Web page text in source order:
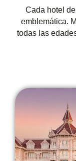
Cada hotel
emblemática.
todas las